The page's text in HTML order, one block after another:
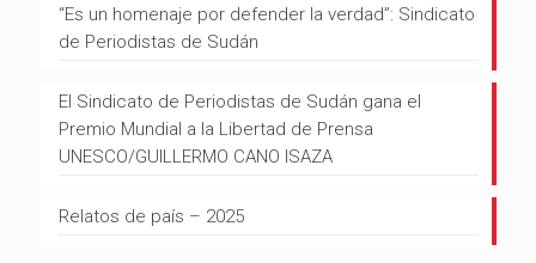
“Es un homenaje por defender la verdad”: Sindicato
de Periodistas de Sudán
El Sindicato de Periodistas de Sudán gana el
Premio Mundial a la Libertad de Prensa
UNESCO/GUILLERMO CANO ISAZA
Relatos de país – 2025